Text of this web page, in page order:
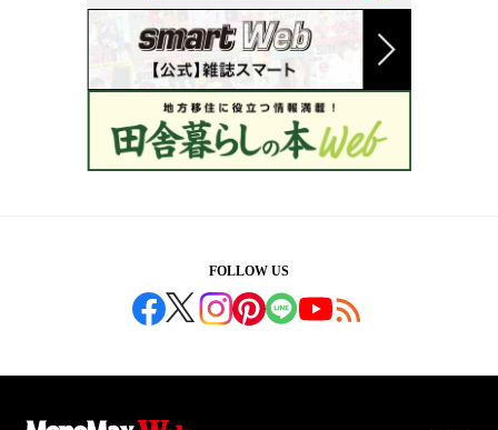
FOLLOW US